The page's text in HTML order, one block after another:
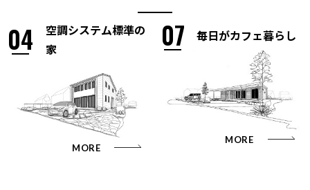
04
空調システム標準の
家
MORE
07 毎日がカフェ暮らし
MORE